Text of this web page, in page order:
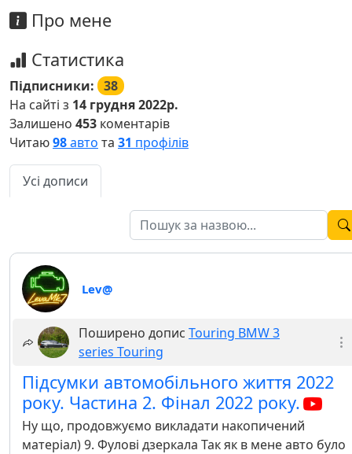
Про мене
Статистика
Підписники: 38
На сайті з 14 грудня 2022р.
Залишено 453 коментарів
Читаю98авто та 31 профілів
Усі дописи
Lev@
Поширено допис Touring BMW 3
series Touring
Підсумки автомобільного життя 2022
року. Частина 2. Фінал 2022 року.
Ну що, продовжуємо викладати накопичений
матеріал) 9. Фулові дзеркала Так як в мене авто було